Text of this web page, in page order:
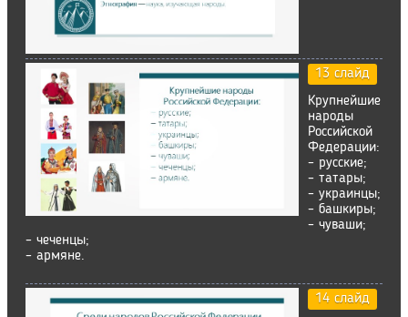
13 слайд
Крупнейшие
народы
Российской
Федерации:
– русские;
– татары;
– украинцы;
– башкиры;
– чуваши;
– чеченцы;
– армяне.
14 слайд